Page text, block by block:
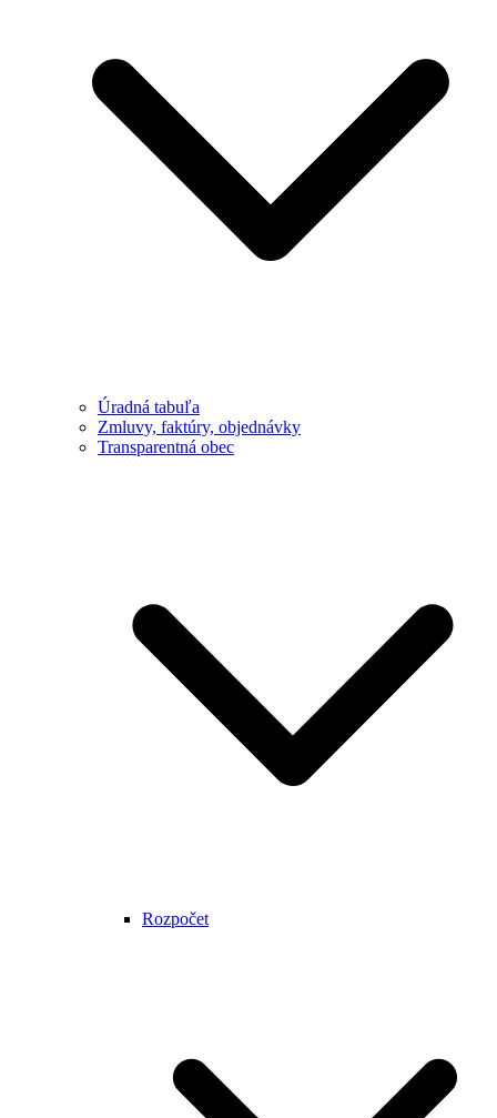
Úradná tabuľa
Zmluvy, faktúry, objednávky
Transparentná obec
Rozpočet